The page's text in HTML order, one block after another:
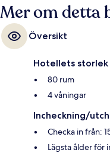
Mer om detta
Översikt
Hotellets storlek
80 rum
4 våningar
Incheckning/
Checka in från:
Lägsta ålder för